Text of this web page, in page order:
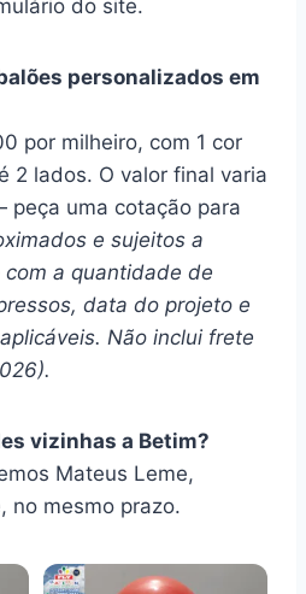
do site.
personalizados em
por milheiro, com 1 cor
2 lados. O valor final varia
uma cotação para
e sujeitos a
a quantidade de
data do projeto e
Não inclui frete
vizinhas a Betim?
Mateus Leme,
no mesmo prazo.